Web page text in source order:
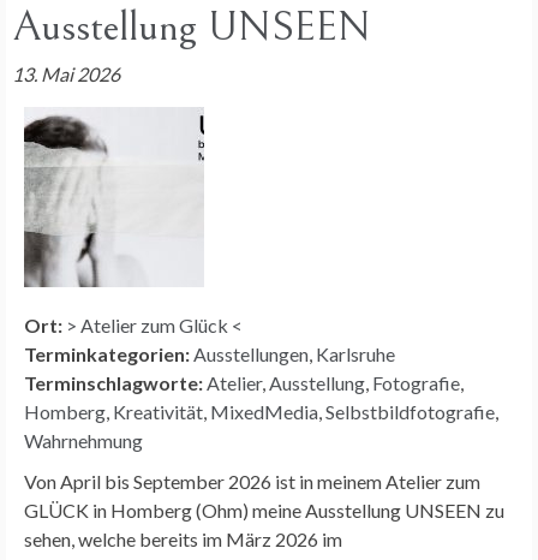
Ausstellung UNSEEN
13. Mai 2026
Ort: > Atelier zum Glück <
Terminkategorien: Ausstellungen Karlsruhe
Terminschlagworte: Atelier, Ausstellung Fotografie
Homberg Kreativität MixedMedia Selbstbildfotografie
Wahrnehmung
Von April bis September 2026 ist in meinem Atelier zum
GLÜCK in Homberg (Ohm) meine Ausstellung UNSEEN zu
sehen, welche bereits im März 2026 im